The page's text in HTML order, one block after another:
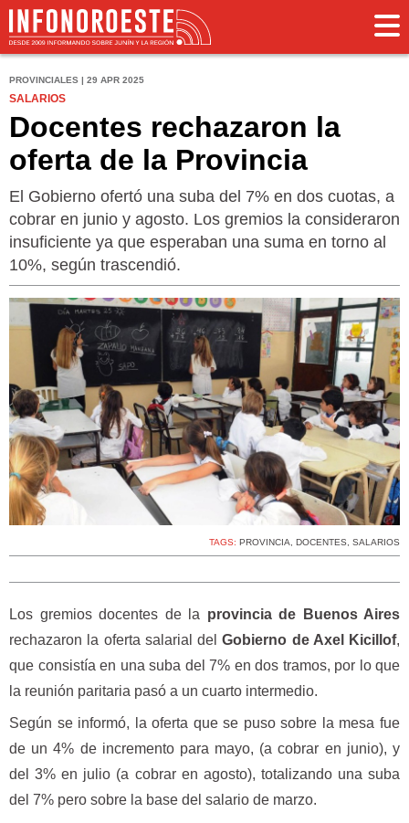
PROVINCIALES | 29 APR 2025
SALARIOS
Docentes rechazaron la
oferta de la Provincia
El Gobierno ofertó una suba del 7% en dos cuotas, a
cobrar en junio y agosto. Los gremios la consideraron
insuficiente ya que esperaban una suma en torno al
10%, según trascendió.
TAGS: PROVINCIA, DOCENTES, SALARIOS
Los gremios docentes de la provincia de Buenos Aires
rechazaron la oferta salarial delGobierno de Axel Kicillof,
que consistía en una suba del 7% en dos tramos, por lo que
la reunión paritaria pasó a un cuarto intermedio.
Según se informó, la oferta que se puso sobre la mesa fue
de un 4% de incremento para mayo, (a cobrar en junio), y
del 3% en julio (a cobrar en agosto), totalizando una suba
del 7% pero sobre la base del salario de marzo.